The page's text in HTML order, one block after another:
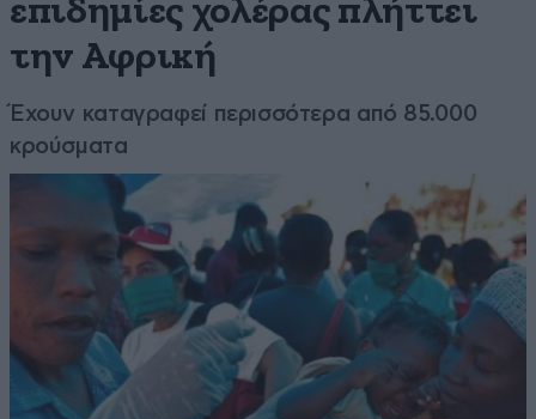
επιδημίες χολέρας πλήττει
την Αφρική
Έχουν καταγραφεί περισσότερα από 85.000
κρούσματα